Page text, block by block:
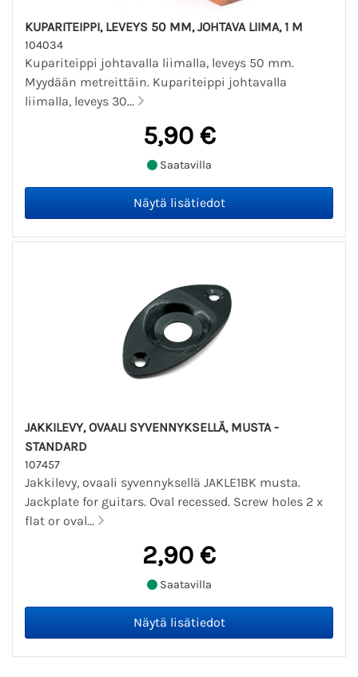
KUPARITEIPPI, LEVEYS 50 MM, JOHTAVA LIIMA, 1 M
104034
Kupariteippi johtavalla liimalla, leveys 50 mm.
Myydään metreittäin. Kupariteippi johtavalla
liimalla, leveys 30...
5,90 €
Saatavilla
JAKKILEVY, OVAALI SYVENNYKSELLÄ, MUSTA -
STANDARD
107457
Jakkilevy, ovaali syvennyksellä JAKLE1BK musta.
Jackplate for guitars. Oval recessed. Screw holes 2 x
flat or oval...
2,90 €
Saatavilla